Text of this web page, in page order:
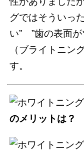
グではそういっ
い” ”歯の表面が
（ブライトニン
す。
のメリットは？